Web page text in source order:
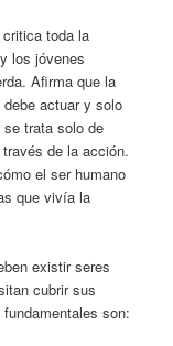
toda la
los jóvenes
Afirma que la
actuar y solo
trata solo de
de la acción.
el ser humano
que vivía la
existir seres
cubrir sus
son: